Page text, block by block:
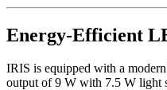
Energy-Efficient
IRIS is equipped with a
output of 9 W with 7.5 W light